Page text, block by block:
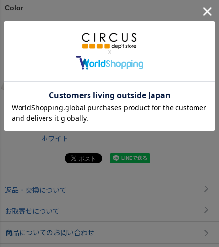
Color
ホワイト
返品・交換について
お取寄せについて
商品についてのお問い合わせ